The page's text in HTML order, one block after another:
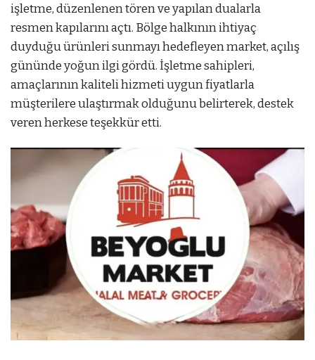
işletme, düzenlenen tören ve yapılan dualarla
resmen kapılarını açtı. Bölge halkının ihtiyaç
duyduğu ürünleri sunmayı hedefleyen market, açılış
gününde yoğun ilgi gördü. İşletme sahipleri,
amaçlarının kaliteli hizmeti uygun fiyatlarla
müşterilere ulaştırmak olduğunu belirterek, destek
veren herkese teşekkür etti.